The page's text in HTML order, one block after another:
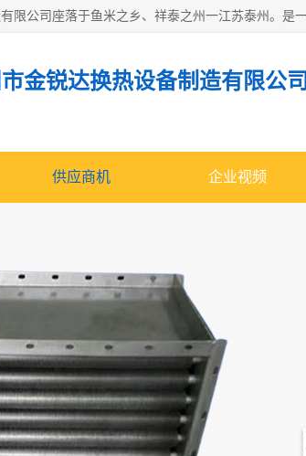
金锐达换热设备制造有限公司
供应商机 企业视频